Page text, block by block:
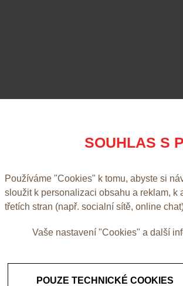
SOUHLAS S
Používáme "Cookies" k tomu, abyste si
sloužit k personalizaci obsahu a reklam,
třetích stran (např. socialní sítě, online
Vaše nastavení "Cookies" a další
POUZE TECHNICKÉ COOKIES